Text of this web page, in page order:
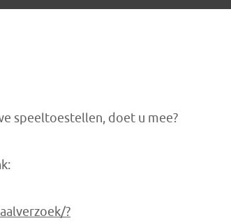
speeltoestellen, doet u mee?
?